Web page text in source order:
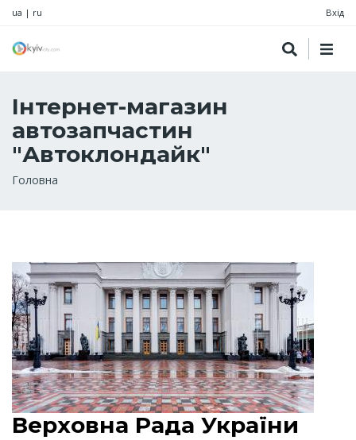
ua | ru Вхід
Інтернет-магазин
автозапчастин
"Автоклондайк"
Рядок
Головна
Верховна Рада України